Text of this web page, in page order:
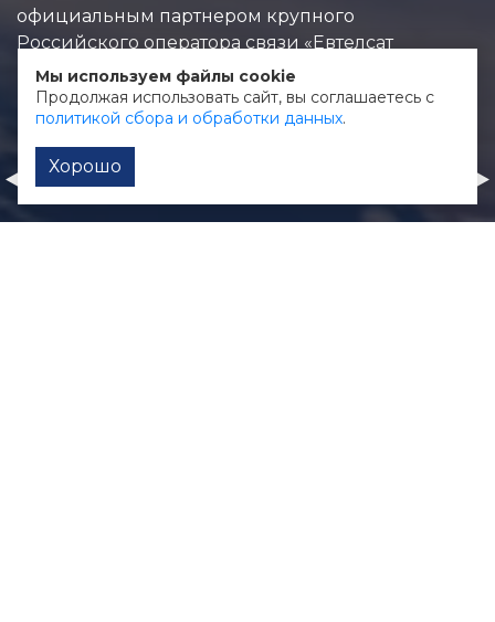
официальным партнером крупного
Российского оператора связи «Евтелсат
Нетворкс», предоставляющего услуги
высокоскоростного доступа в Интернет.
Сталькор
Мы используем файлы cookie
Продолжая использовать сайт, вы соглашаетесь с
политикой сбора и обработки данных.
Хорошо